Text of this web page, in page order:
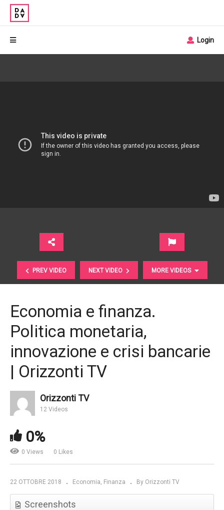
Login
PREV VIDEO NEXT VIDEO MORE VIDEOS
Industria. Analisi dei Settori ottobre 2018 |
Prometeia
Economia e finanza.
Politica monetaria,
innovazione e crisi bancarie
| Orizzonti TV
Orizzonti TV
12 Videos
0%
0 Views 0 Likes
22 OTTOBRE 2018 Economia Finanza By Orizzonti TV
Screenshots